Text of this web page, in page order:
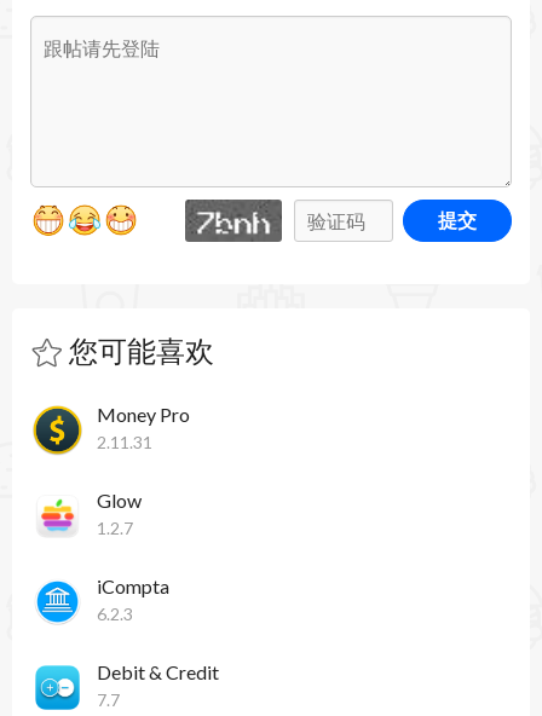
提交
您可能喜欢
Money Pro
2.11.31
Glow
1.2.7
iCompta
6.2.3
Debit & Credit
7.7